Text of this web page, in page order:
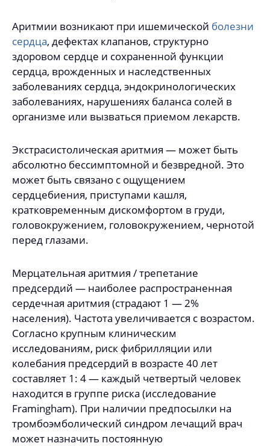
Аритмии возникают при ишемической болезни
сердца, дефектах клапанов, структурно
здоровом сердце и сохраненной функции
сердца, врожденных и наследственных
заболеваниях сердца, эндокринологических
заболеваниях, нарушениях баланса солей в
организме или вызваться приемом лекарств.
Экстрасистолическая аритмия — может быть
абсолютно бессимптомной и безвредной. Это
может быть связано с ощущением
сердцебиения, приступами кашля,
кратковременным дискомфортом в груди,
головокружением, головокружением, чернотой
перед глазами.
Мерцательная аритмия / трепетание
предсердий — наиболее распространенная
сердечная аритмия (страдают 1 — 2%
населения). Частота увеличивается с возрастом.
Согласно крупным клиническим
исследованиям, риск фибрилляции или
колебания предсердий в возрасте 40 лет
составляет 1: 4 — каждый четвертый человек
находится в группе риска (исследование
Framingham). При наличии предпосылки на
тромбоэмболический синдром лечащий врач
может назначить постоянную